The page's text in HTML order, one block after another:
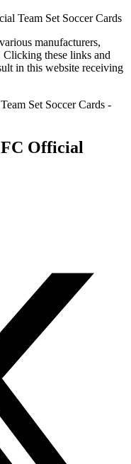
Team Set Soccer Cards
manufacturers,
Clicking these links and
in this website receiving
FC Official